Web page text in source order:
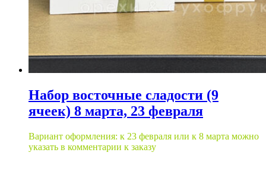
Набор восточные сладости (9
ячеек) 8 марта, 23 февраля
Вариант оформления: к 23 февраля или к 8 марта можно
указать в комментарии к заказу